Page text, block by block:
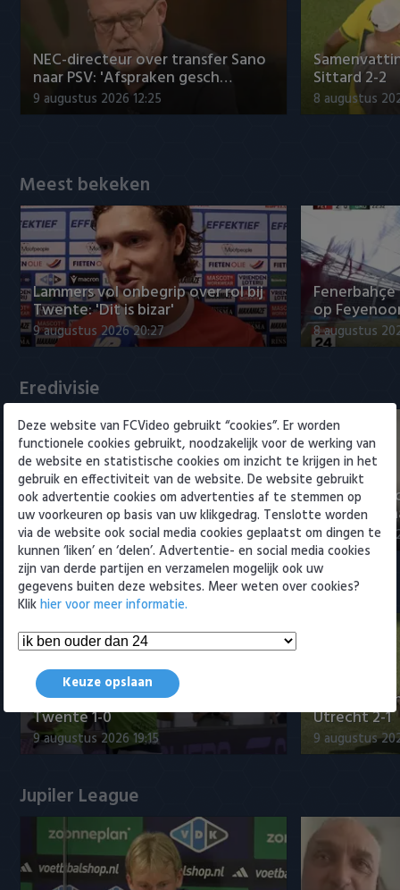
PEC Zwolle
PSV
Roda JC
Sparta
Vitesse
VVV Venlo
Willem II
NEC-directeur over transfer Sano
naar PSV: 'Afspraken gesch…
9 augustus 2026 12:25
Sittard 2-2
8 augustus
Meest bekeken
Lammers vol onbegrip over rol bij
Twente: 'Dit is bizar'
9 augustus 2026 20:27
op
8 augustus
Eredivisie
"Julian Brandt over fitheid, Godts
en Ter Stegen"
9 augustus 2026 22:57
"Weet niet
9 augustus
Samenvattingen Eredivisie
Samenvatting sc Heerenveen - FC
Twente 1-0
9 augustus 2026 19:15
Utrecht 2-1
9 augustus
Jupiler League
Deze website van FCVideo gebruikt “cookies”. Er worden
functionele cookies gebruikt, noodzakelijk voor de werking van
de website en statistische cookies om inzicht te krijgen in het
gebruik en effectiviteit van de website. De website gebruikt
ook advertentie cookies om advertenties af te stemmen op
uw voorkeuren op basis van uw klikgedrag. Tenslotte worden
via de website ook social media cookies geplaatst om dingen te
kunnen ‘liken’ en ‘delen’. Advertentie- en social media cookies
zijn van derde partijen en verzamelen mogelijk ook uw
gegevens buiten deze websites. Meer weten over cookies?
Klikhier voor meer informatie.
Keuze opslaan